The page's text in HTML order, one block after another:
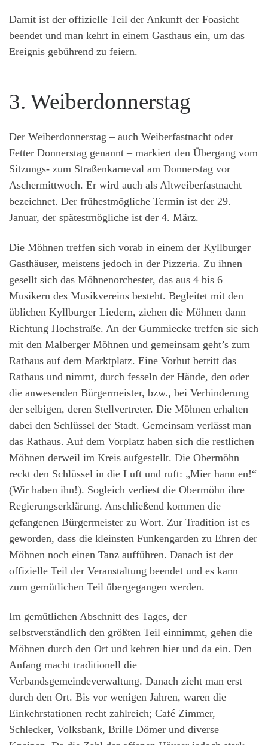
Damit ist der offizielle Teil der Ankunft der Foasicht
beendet und man kehrt in einem Gasthaus ein, um das
Ereignis gebührend zu feiern.
3. Weiberdonnerstag
Der Weiberdonnerstag – auch Weiberfastnacht oder
Fetter Donnerstag genannt – markiert den Übergang vom
Sitzungs- zum Straßenkarneval am Donnerstag vor
Aschermittwoch. Er wird auch als Altweiberfastnacht
bezeichnet. Der frühestmögliche Termin ist der 29.
Januar, der spätestmögliche ist der 4. März.
Die Möhnen treffen sich vorab in einem der Kyllburger
Gasthäuser, meistens jedoch in der Pizzeria. Zu ihnen
gesellt sich das Möhnenorchester, das aus 4 bis 6
Musikern des Musikvereins besteht. Begleitet mit den
üblichen Kyllburger Liedern, ziehen die Möhnen dann
Richtung Hochstraße. An der Gummiecke treffen sie sich
mit den Malberger Möhnen und gemeinsam geht’s zum
Rathaus auf dem Marktplatz. Eine Vorhut betritt das
Rathaus und nimmt, durch fesseln der Hände, den oder
die anwesenden Bürgermeister, bzw., bei Verhinderung
der selbigen, deren Stellvertreter. Die Möhnen erhalten
dabei den Schlüssel der Stadt. Gemeinsam verlässt man
das Rathaus. Auf dem Vorplatz haben sich die restlichen
Möhnen derweil im Kreis aufgestellt. Die Obermöhn
reckt den Schlüssel in die Luft und ruft: „Mier hann en!“
(Wir haben ihn!). Sogleich verliest die Obermöhn ihre
Regierungserklärung. Anschließend kommen die
gefangenen Bürgermeister zu Wort. Zur Tradition ist es
geworden, dass die kleinsten Funkengarden zu Ehren der
Möhnen noch einen Tanz aufführen. Danach ist der
offizielle Teil der Veranstaltung beendet und es kann
zum gemütlichen Teil übergegangen werden.
Im gemütlichen Abschnitt des Tages, der
selbstverständlich den größten Teil einnimmt, gehen die
Möhnen durch den Ort und kehren hier und da ein. Den
Anfang macht traditionell die
Verbandsgemeindeverwaltung. Danach zieht man erst
durch den Ort. Bis vor wenigen Jahren, waren die
Einkehrstationen recht zahlreich; Café Zimmer,
Schlecker, Volksbank, Brille Dömer und diverse